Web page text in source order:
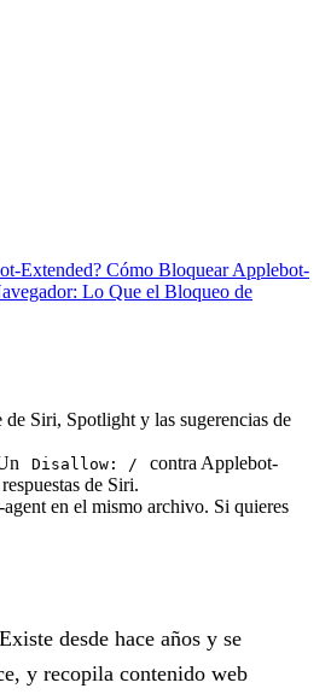
Extended? Cómo Bloquear Applebot-
Lo Que el Bloqueo de
Siri, Spotlight y las sugerencias de
Disallow: /
contra Applebot-
de Siri.
en el mismo archivo. Si quieres
desde hace años y se
y recopila contenido web